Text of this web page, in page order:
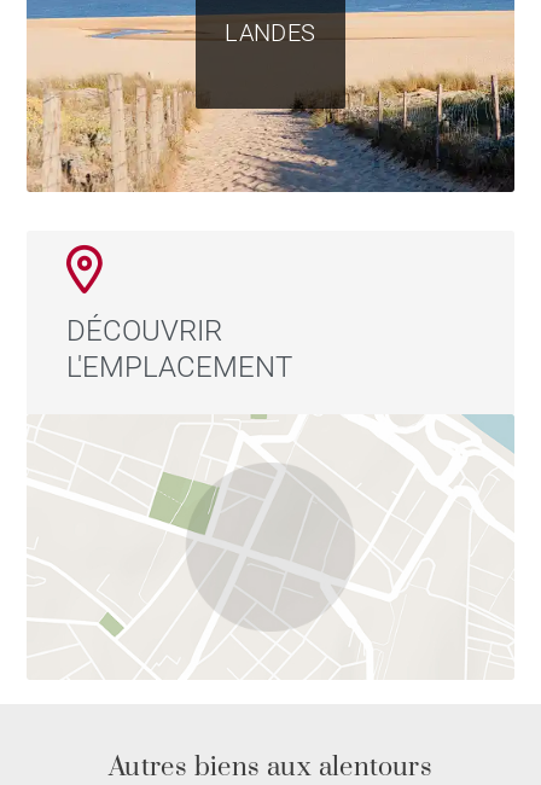
LANDES
DÉCOUVRIR
L'EMPLACEMENT
Autres biens aux alentours